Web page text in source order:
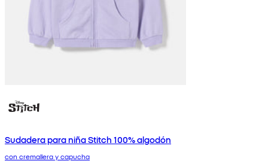
Sudadera para niña Stitch 100% algodón
con cremallera y capucha